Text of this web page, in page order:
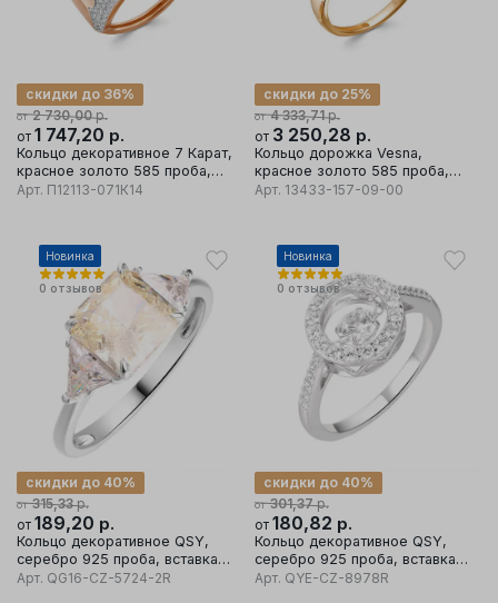
от 2 730,00р.
скидки до 36%
от 1 747,20 р.
Кольцо декоративное 7 Карат,
красное золото 585 проба,
вставка фианит
Арт. П12113-071К14
от 4 333,71р.
скидки до 25%
от 3 250,28 р.
Кольцо дорожка Vesna,
красное золото 585 проба,
вставка бриллиант
Арт. 13433-157-09-00
Новинка
0 отзывов
от 315,33р.
скидки до 40%
от 189,20 р.
Кольцо декоративное QSY,
серебро 925 проба, вставка
кубический цирконий
Арт. QG16-CZ-5724-2R
Новинка
0 отзывов
от 301,37р.
скидки до 40%
от 180,82 р.
Кольцо декоративное QSY,
серебро 925 проба, вставка
кубический цирконий
Арт. QYE-CZ-8978R